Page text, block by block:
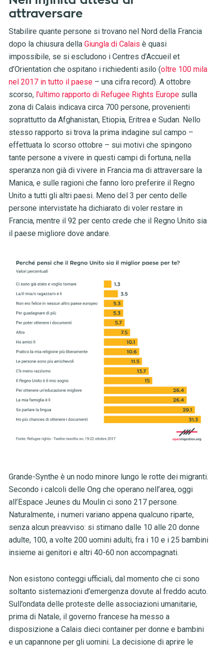
attraversare
Stabilire quante persone si trovano nel Nord della Francia
dopo la chiusura della Giungla di Calais è quasi
impossibile, se si escludono i Centres d’Accueil et
d’Orientation che ospitano i richiedenti asilo (oltre 100 mila
nel 2017 in tutto il paese– una cifra record). A ottobre
scorso, l’ultimo rapporto di Refugee Rights Europesulla
zona di Calais indicava circa 700 persone, provenienti
soprattutto da Afghanistan, Etiopia, Eritrea e Sudan. Nello
stesso rapporto si trova la prima indagine sul campo –
effettuata lo scorso ottobre – sui motivi che spingono
tante persone a vivere in questi campi di fortuna, nella
speranza non già di vivere in Francia ma di attraversare la
Manica, e sulle ragioni che fanno loro preferire il Regno
Unito a tutti gli altri paesi. Meno del 3 per cento delle
persone intervistate ha dichiarato di voler restare in
Francia, mentre il 92 per cento crede che il Regno Unito sia
il paese migliore dove andare.
Grande-Synthe è un nodo minore lungo le rotte dei migranti.
Secondo i calcoli delle Ong che operano nell’area, oggi
all’Espace Jeunes du Moulin ci sono 217 persone.
Naturalmente, i numeri variano appena qualcuno riparte,
senza alcun preavviso: si stimano dalle 10 alle 20 donne
adulte, 100, a volte 200 uomini adulti, fra i 10 e i 25 bambini
insieme ai genitori e altri 40-60 non accompagnati.
Non esistono conteggi ufficiali, dal momento che ci sono
soltanto sistemazioni d’emergenza dovute al freddo acuto.
Sull’ondata delle proteste delle associazioni umanitarie,
prima di Natale, il governo francese ha messo a
disposizione a Calais dieci container per donne e bambini
e un capannone per gli uomini. La decisione di aprire le